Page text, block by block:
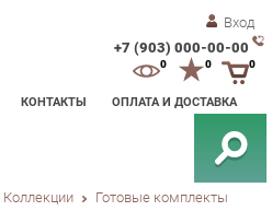
Вход
+7 (903) 000-00-00
КОНТАКТЫ ОПЛАТА И ДОСТАВКА
0 0
Коллекции Готовые комплекты